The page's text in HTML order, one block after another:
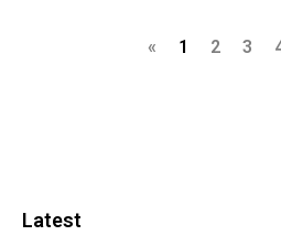
« 1 2 3
Latest